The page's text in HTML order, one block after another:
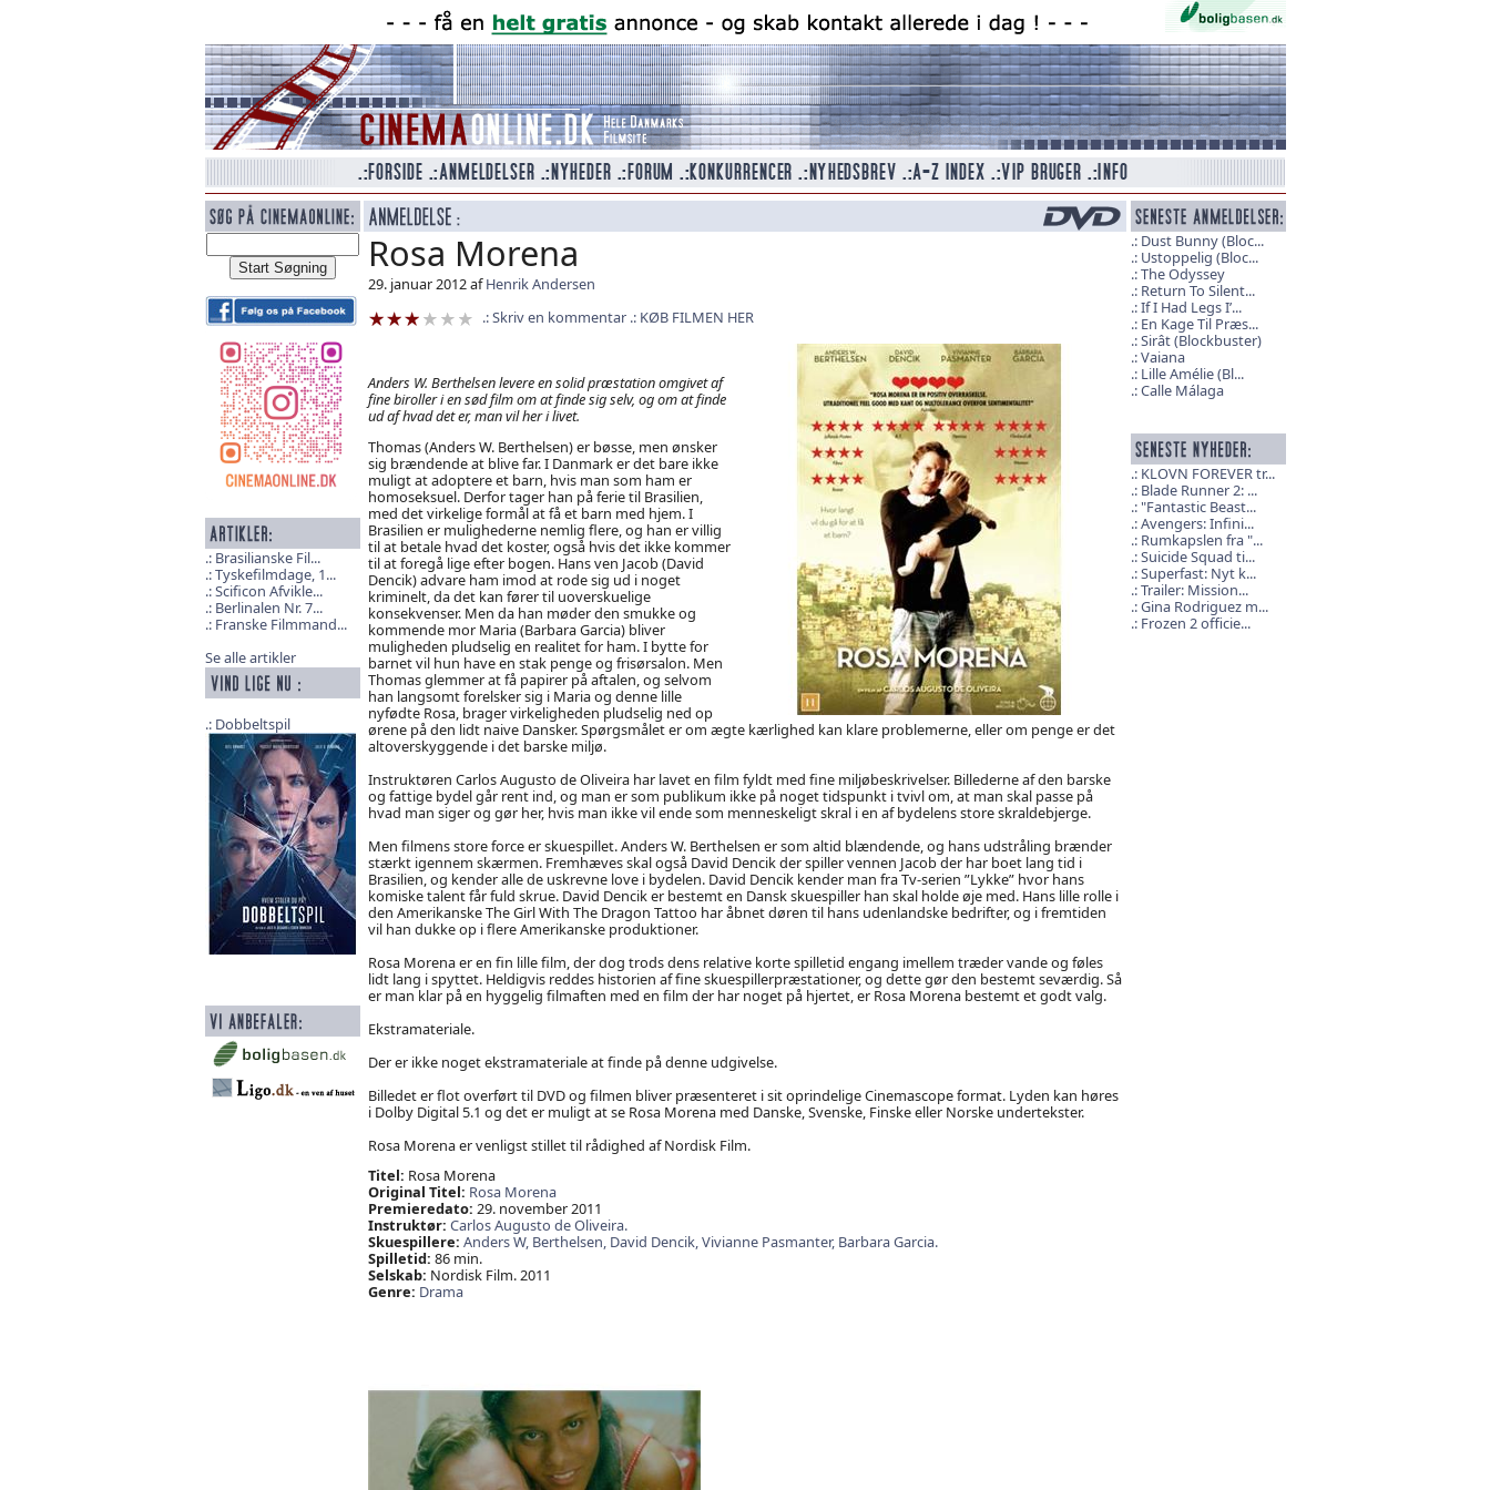
Brasilianske Fil...
Tyskefilmdage, 1...
Scificon Afvikle...
Berlinalen Nr. 7...
Franske Filmmand...
Se alle artikler
Dobbeltspil
Rosa Morena
29. januar 2012 afHenrik Andersen
Skriv en kommentar
KØB FILMEN HER
Anders W. Berthelsen levere en solid præstation omgivet af
fine biroller i en sød film om at finde sig selv, og om at finde
ud af hvad det er, man vil her i livet.
Thomas (Anders W. Berthelsen) er bøsse, men ønsker
sig brændende at blive far. I Danmark er det bare ikke
muligt at adoptere et barn, hvis man som ham er
homoseksuel. Derfor tager han på ferie til Brasilien,
med det virkelige formål at få et barn med hjem. I
Brasilien er mulighederne nemlig flere, og han er villig
til at betale hvad det koster, også hvis det ikke kommer
til at foregå lige efter bogen. Hans ven Jacob (David
Dencik) advare ham imod at rode sig ud i noget
kriminelt, da det kan fører til uoverskuelige
konsekvenser. Men da han møder den smukke og
kommende mor Maria (Barbara Garcia) bliver
muligheden pludselig en realitet for ham. I bytte for
barnet vil hun have en stak penge og frisørsalon. Men
Thomas glemmer at få papirer på aftalen, og selvom
han langsomt forelsker sig i Maria og denne lille
nyfødte Rosa, brager virkeligheden pludselig ned op
ørene på den lidt naive Dansker. Spørgsmålet er om ægte kærlighed kan klare problemerne, eller om penge er det
altoverskyggende i det barske miljø.
Instruktøren Carlos Augusto de Oliveira har lavet en film fyldt med fine miljøbeskrivelser. Billederne af den barske
og fattige bydel går rent ind, og man er som publikum ikke på noget tidspunkt i tvivl om, at man skal passe på
hvad man siger og gør her, hvis man ikke vil ende som menneskeligt skral i en af bydelens store skraldebjerge.
Men filmens store force er skuespillet. Anders W. Berthelsen er som altid blændende, og hans udstråling brænder
stærkt igennem skærmen. Fremhæves skal også David Dencik der spiller vennen Jacob der har boet lang tid i
Brasilien, og kender alle de uskrevne love i bydelen. David Dencik kender man fra Tv-serien ”Lykke” hvor hans
komiske talent får fuld skrue. David Dencik er bestemt en Dansk skuespiller han skal holde øje med. Hans lille rolle i
den Amerikanske The Girl With The Dragon Tattoo har åbnet døren til hans udenlandske bedrifter, og i fremtiden
vil han dukke op i flere Amerikanske produktioner.
Rosa Morena er en fin lille film, der dog trods dens relative korte spilletid engang imellem træder vande og føles
lidt lang i spyttet. Heldigvis reddes historien af fine skuespillerpræstationer, og dette gør den bestemt seværdig. Så
er man klar på en hyggelig filmaften med en film der har noget på hjertet, er Rosa Morena bestemt et godt valg.
Ekstramateriale.
Der er ikke noget ekstramateriale at finde på denne udgivelse.
Billedet er flot overført til DVD og filmen bliver præsenteret i sit oprindelige Cinemascope format. Lyden kan høres
i Dolby Digital 5.1 og det er muligt at se Rosa Morena med Danske, Svenske, Finske eller Norske undertekster.
Rosa Morena er venligst stillet til rådighed af Nordisk Film.
Titel: Rosa Morena
Original Titel: Rosa Morena
Premieredato: 29. november 2011
Instruktør: Carlos Augusto de Oliveira.
Skuespillere: Anders W, Berthelsen, David Dencik,Vivianne Pasmanter, Barbara Garcia.
Spilletid: 86 min.
Selskab: Nordisk Film. 2011
Genre: Drama
Dust Bunny (Bloc...
Ustoppelig (Bloc...
The Odyssey
Return To Silent...
If I Had Legs I’...
En Kage Til Præs...
Sirât (Blockbuster)
Vaiana
Lille Amélie (Bl...
Calle Málaga
KLOVN FOREVER tr...
Blade Runner 2: ...
"Fantastic Beast...
Avengers: Infini...
Rumkapslen fra "...
Suicide Squad ti...
Superfast: Nyt k...
Trailer: Mission...
Gina Rodriguez m...
Frozen 2 officie...